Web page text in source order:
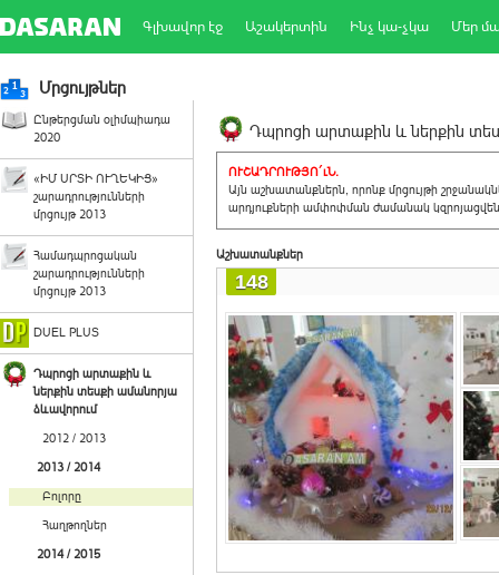
Գլխավոր էջ Աշակերտին Ինչ կա-չկա Մեր
Մրցույթներ
Ընթերցման օլիմպիադա
2020
«ԻՄ ՍՐՏԻ ՈՒՂԵԿԻՑ»
շարադրությունների
մրցույթ 2013
Համադպրոցական
շարադրությունների
մրցույթ 2013
DUEL PLUS
Դպրոցի արտաքին և
ներքին տեսքի ամանորյա
ձևավորում
2012 / 2013
2013 / 2014
Բոլորը
Հաղթողներ
2014 / 2015
Դպրոցի արտաքին և ներքին
ՈՒՇԱԴՐՈՒԹՅՈ´ւՆ.
Այն աշխատանքներն, որոնք մրցույթի
արդյուքների ամփոփման ժամանակ
Աշխատանքներ
148